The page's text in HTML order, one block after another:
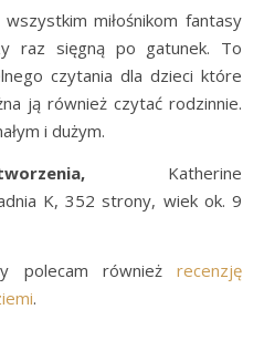
miłośnikom fantasy
raz sięgną po gatunek. To
czytania dla dzieci które
ją również czytać rodzinnie.
i dużym.
Katherine
K, 352 strony, wiek ok. 9
polecam również recenzję
.